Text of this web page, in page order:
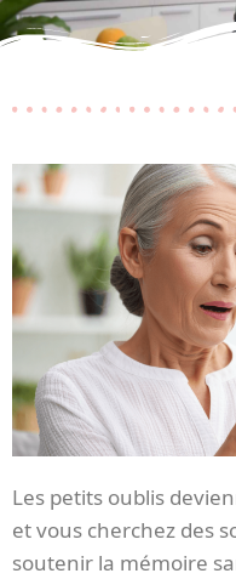
Les petits oublis
et vous cherchez des
soutenir la mémoire